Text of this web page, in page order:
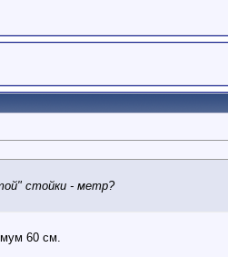
стойки - метр?
60 см.